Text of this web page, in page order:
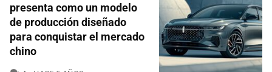
presenta como un modelo
de producción diseñado
para conquistar el mercado
chino